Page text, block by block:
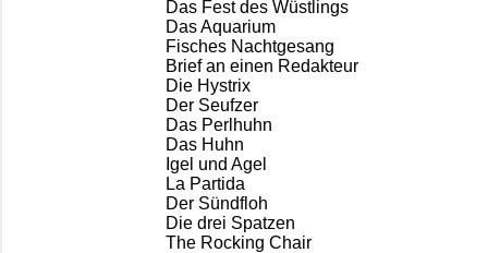
Das Fest des Wüstlings
Das Aquarium
Fisches Nachtgesang
Brief an einen Redakteur
Die Hystrix
Der Seufzer
Das Perlhuhn
Das Huhn
Igel und Agel
La Partida
Der Sündfloh
Die drei Spatzen
The Rocking Chair